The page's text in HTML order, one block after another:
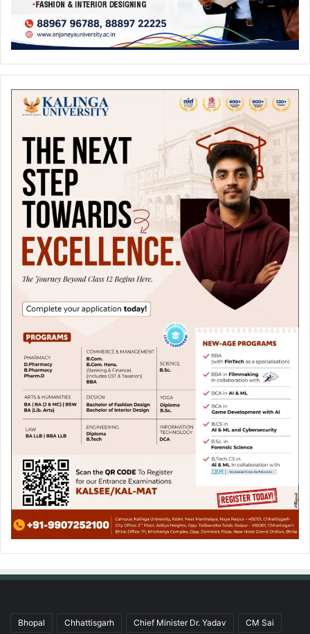
Bhopal Chhattisgarh Chief Minister Dr. Yadav CM Sai